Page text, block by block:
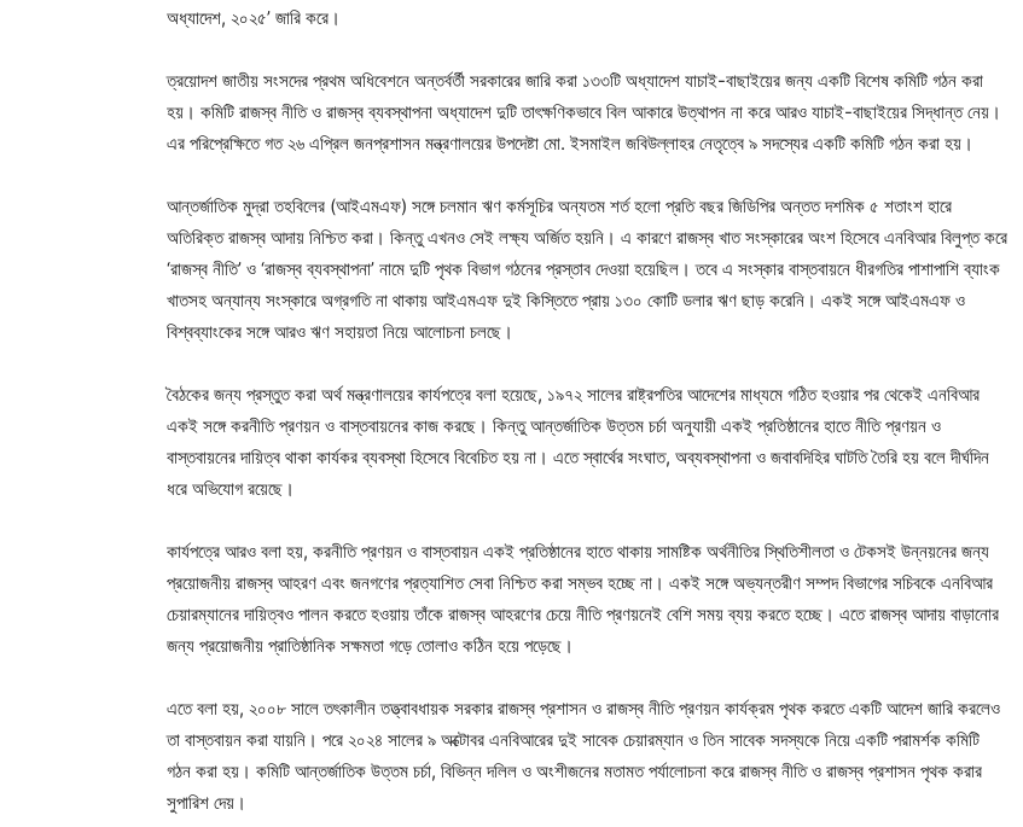
অধ্যাদেশ, ২০২৫’ জারি করে।
ত্রয়োদশ জাতীয় সংসদের প্রথম অধিবেশনে অন্তর্বর্তী সরকারের জারি করা ১৩৩টি অধ্যাদেশ যাচাই-বাছাইয়ের জন্য একটি বিশেষ কমিটি গঠন করা
হয়। কমিটি রাজস্ব নীতি ও রাজস্ব ব্যবস্থাপনা অধ্যাদেশ দুটি তাৎক্ষণিকভাবে বিল আকারে উত্থাপন না করে আরও যাচাই-বাছাইয়ের সিদ্ধান্ত নেয়।
এর পরিপ্রেক্ষিতে গত ২৬ এপ্রিল জনপ্রশাসন মন্ত্রণালয়ের উপদেষ্টা মো. ইসমাইল জবিউল্লাহর নেতৃত্বে ৯ সদস্যের একটি কমিটি গঠন করা হয়।
আন্তর্জাতিক মুদ্রা তহবিলের (আইএমএফ) সঙ্গে চলমান ঋণ কর্মসূচির অন্যতম শর্ত হলো প্রতি বছর জিডিপির অন্তত দশমিক ৫ শতাংশ হারে
অতিরিক্ত রাজস্ব আদায় নিশ্চিত করা। কিন্তু এখনও সেই লক্ষ্য অর্জিত হয়নি। এ কারণে রাজস্ব খাত সংস্কারের অংশ হিসেবে এনবিআর বিলুপ্ত করে
‘রাজস্ব নীতি’ ও ‘রাজস্ব ব্যবস্থাপনা’ নামে দুটি পৃথক বিভাগ গঠনের প্রস্তাব দেওয়া হয়েছিল। তবে এ সংস্কার বাস্তবায়নে ধীরগতির পাশাপাশি ব্যাংক
খাতসহ অন্যান্য সংস্কারে অগ্রগতি না থাকায় আইএমএফ দুই কিস্তিতে প্রায় ১৩০ কোটি ডলার ঋণ ছাড় করেনি। একই সঙ্গে আইএমএফ ও
বিশ্বব্যাংকের সঙ্গে আরও ঋণ সহায়তা নিয়ে আলোচনা চলছে।
বৈঠকের জন্য প্রস্তুত করা অর্থ মন্ত্রণালয়ের কার্যপত্রে বলা হয়েছে, ১৯৭২ সালের রাষ্ট্রপতির আদেশের মাধ্যমে গঠিত হওয়ার পর থেকেই এনবিআর
একই সঙ্গে করনীতি প্রণয়ন ও বাস্তবায়নের কাজ করছে। কিন্তু আন্তর্জাতিক উত্তম চর্চা অনুযায়ী একই প্রতিষ্ঠানের হাতে নীতি প্রণয়ন ও
বাস্তবায়নের দায়িত্ব থাকা কার্যকর ব্যবস্থা হিসেবে বিবেচিত হয় না। এতে স্বার্থের সংঘাত, অব্যবস্থাপনা ও জবাবদিহির ঘাটতি তৈরি হয় বলে দীর্ঘদিন
ধরে অভিযোগ রয়েছে।
কার্যপত্রে আরও বলা হয়, করনীতি প্রণয়ন ও বাস্তবায়ন একই প্রতিষ্ঠানের হাতে থাকায় সামষ্টিক অর্থনীতির স্থিতিশীলতা ও টেকসই উন্নয়নের জন্য
প্রয়োজনীয় রাজস্ব আহরণ এবং জনগণের প্রত্যাশিত সেবা নিশ্চিত করা সম্ভব হচ্ছে না। একই সঙ্গে অভ্যন্তরীণ সম্পদ বিভাগের সচিবকে এনবিআর
চেয়ারম্যানের দায়িত্বও পালন করতে হওয়ায় তাঁকে রাজস্ব আহরণের চেয়ে নীতি প্রণয়নেই বেশি সময় ব্যয় করতে হচ্ছে। এতে রাজস্ব আদায় বাড়ানোর
জন্য প্রয়োজনীয় প্রাতিষ্ঠানিক সক্ষমতা গড়ে তোলাও কঠিন হয়ে পড়েছে।
এতে বলা হয়, ২০০৮ সালে তৎকালীন তত্ত্বাবধায়ক সরকার রাজস্ব প্রশাসন ও রাজস্ব নীতি প্রণয়ন কার্যক্রম পৃথক করতে একটি আদেশ জারি করলেও
তা বাস্তবায়ন করা যায়নি। পরে ২০২৪ সালের ৯ অক্টোবর এনবিআরের দুই সাবেক চেয়ারম্যান ও তিন সাবেক সদস্যকে নিয়ে একটি পরামর্শক কমিটি
গঠন করা হয়। কমিটি আন্তর্জাতিক উত্তম চর্চা, বিভিন্ন দলিল ও অংশীজনের মতামত পর্যালোচনা করে রাজস্ব নীতি ও রাজস্ব প্রশাসন পৃথক করার
সুপারিশ দেয়।